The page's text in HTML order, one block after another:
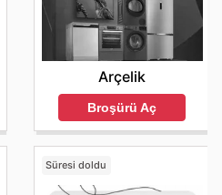
Arçelik
Broşürü Aç
Süresi doldu